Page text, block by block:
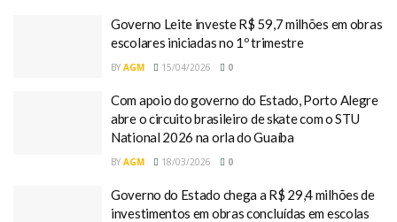
Governo Leite investe R$ 59,7 milhões em obras
escolares iniciadas no 1º trimestre
BY AGM 15/04/2026 0
Com apoio do governo do Estado, Porto Alegre
abre o circuito brasileiro de skate com o STU
National 2026 na orla do Guaíba
BY AGM 18/03/2026 0
Governo do Estado chega a R$ 29,4 milhões de
investimentos em obras concluídas em escolas